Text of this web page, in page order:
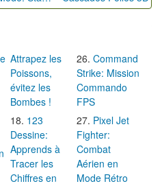
Poissons,
évitez les
Bombes !
123
Dessine:
Apprends à
Tracer les
Chiffres en
t'Amusant
Strike: Mission
Commando
FPS
Pixel Jet
Fighter:
Combat
Aérien en
Mode Rétro
Tunnel